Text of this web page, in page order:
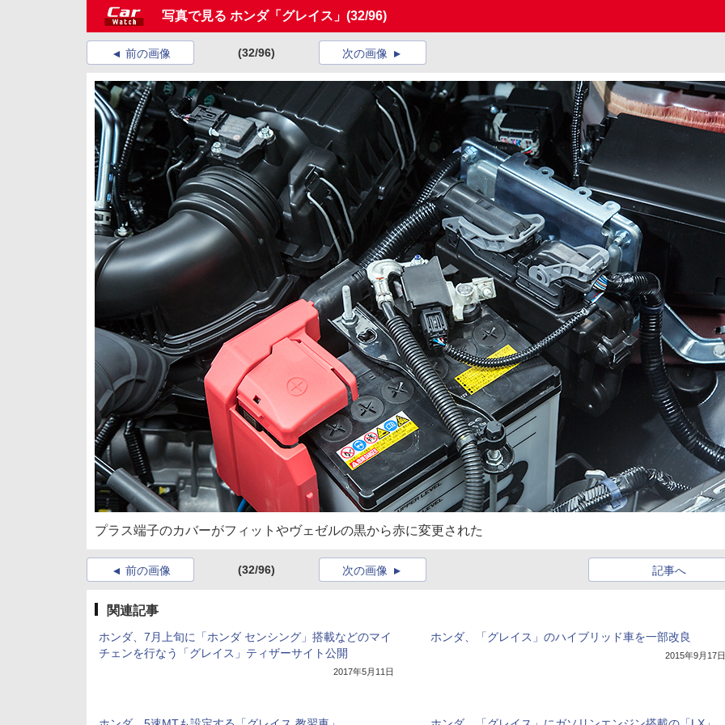
写真で見る ホンダ「グレイス」 (32/96)
前の画像 (32/96) 次の画像
プラス端子のカバーがフィットやヴェゼルの黒から赤に変更された
前の画像 (32/96) 記事へ
次の画像
関連記事
ホンダ、7月上旬に「ホンダ センシング」搭載などのマイ
チェンを行なう「グレイス」ティザーサイト公開
2017年5月11日
ホンダ、「グレイス」のハイブリッド車を一部改良
2015年9月17日